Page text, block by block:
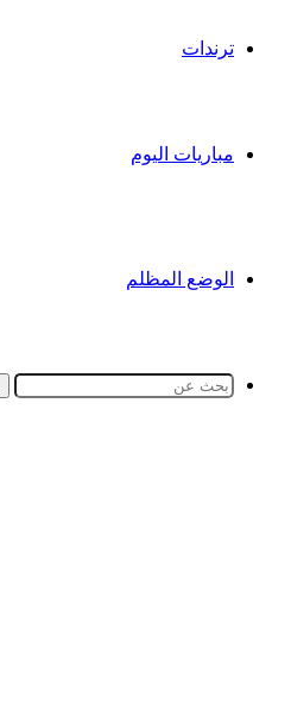
ترندات
مباريات اليوم
الوضع المظلم